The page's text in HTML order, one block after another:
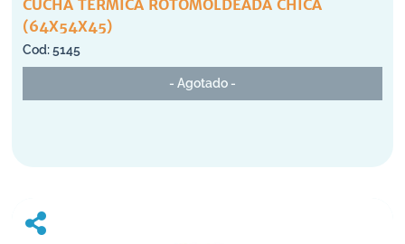
CUCHA TERMICA ROTOMOLDEADA CHICA
(64X54X45)
5145
- Agotado -